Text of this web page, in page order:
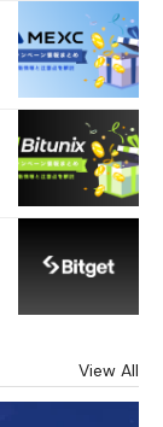
View All